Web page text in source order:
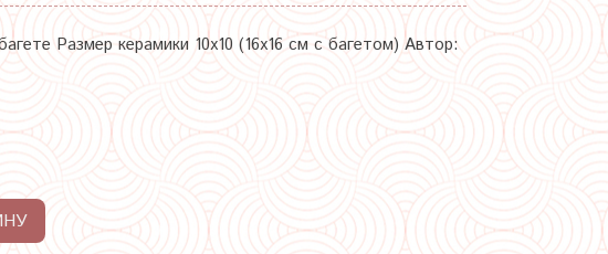
Размер керамики 10х10 (16х16 см с багетом) Автор: